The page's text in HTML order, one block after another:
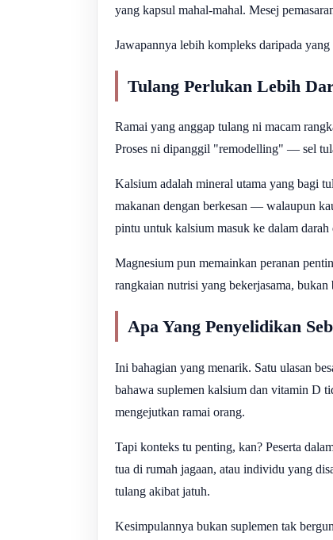
yang kapsul mahal-mahal. Mesej
Jawapannya lebih kompleks daripada
Tulang Perlukan Lebih
Ramai yang anggap tulang ni macam
Proses ni dipanggil "remodelling" — sel
Kalsium adalah mineral utama yang bagi
makanan dengan berkesan — walaupun
pintu untuk kalsium masuk ke dalam darah
Magnesium pun memainkan peranan
rangkaian nutrisi yang bekerjasama, bukan
Apa Yang Penyelidikan
Ini bahagian yang menarik. Satu ulasan
bahawa suplemen kalsium dan vitamin D
mengejutkan ramai orang.
Tapi konteks tu penting, kan? Peserta
tua di rumah jagaan, atau individu yang
tulang akibat jatuh.
Kesimpulannya bukan suplemen tak